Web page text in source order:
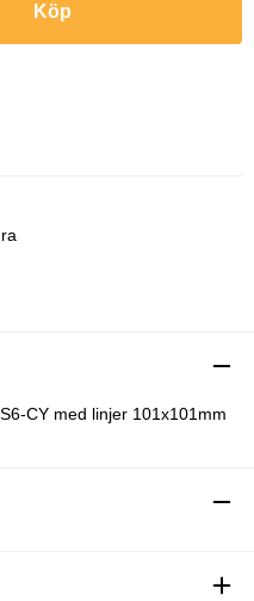
Köp
CY med linjer 101x101mm